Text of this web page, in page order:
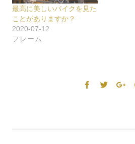
最高に美しいバイクを見た
ことがありますか？
2020-07-12
フレーム